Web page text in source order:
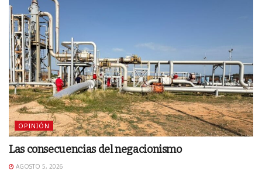
OPINIÓN
Las consecuencias del negacionismo
AGOSTO 5, 2026